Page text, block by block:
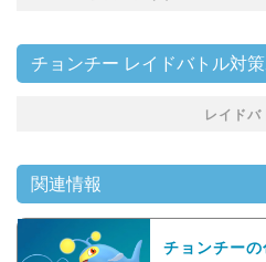
チョンチー レイドバトル対
レイドバ
関連情報
チョンチー